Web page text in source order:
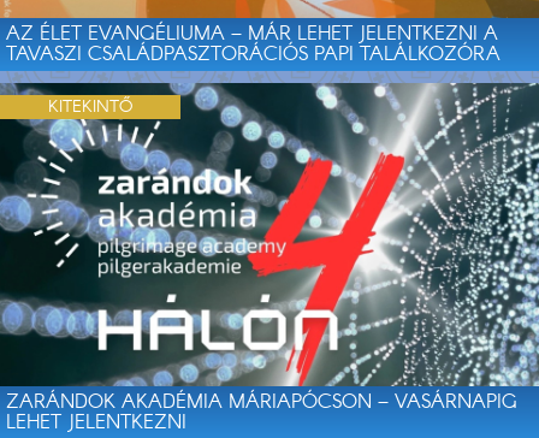
AZ ÉLET EVANGÉLIUMA – MÁR LEHET JELENTKEZNI A
TAVASZI CSALÁDPASZTORÁCIÓS PAPI TALÁLKOZÓRA
ZARÁNDOK AKADÉMIA MÁRIAPÓCSON – VASÁRNAPIG
LEHET JELENTKEZNI
KITEKINTŐ